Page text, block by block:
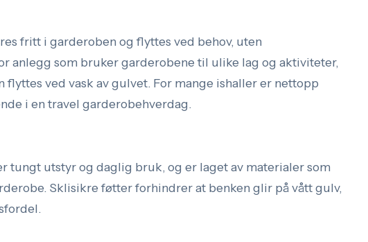
fritt i garderoben og flyttes ved behov, uten
anlegg som bruker garderobene til ulike lag og aktiviteter,
ved vask av gulvet. For mange ishaller er nettopp
i en travel garderobehverdag.
tungt utstyr og daglig bruk, og er laget av materialer som
Sklisikre føtter forhindrer at benken glir på vått gulv,